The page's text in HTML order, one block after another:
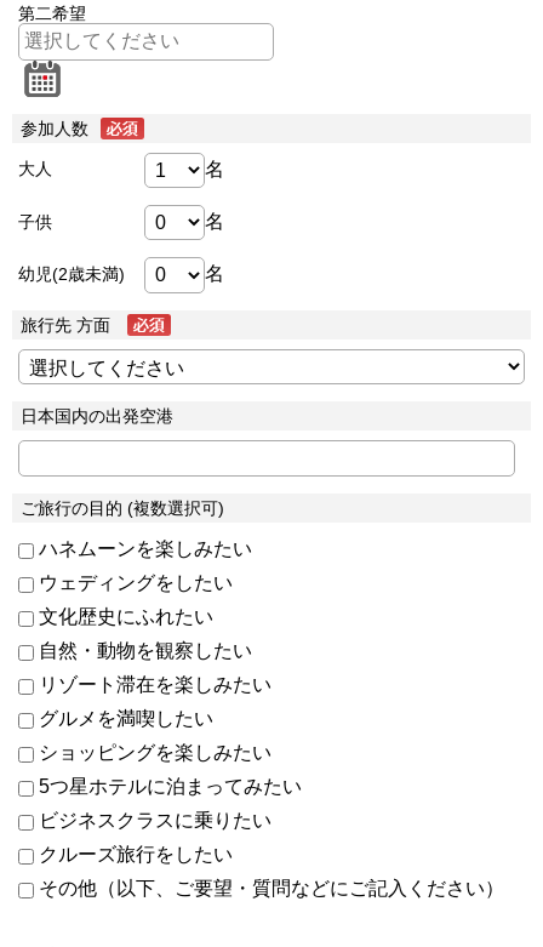
第二希望
参加人数
大人 名
子供 名
幼児(2歳未満) 名
旅行先 方面
日本国内の出発空港
ご旅行の目的 (複数選択可)
ハネムーンを楽しみたい
ウェディングをしたい
文化歴史にふれたい
自然・動物を観察したい
リゾート滞在を楽しみたい
グルメを満喫したい
ショッピングを楽しみたい
5つ星ホテルに泊まってみたい
ビジネスクラスに乗りたい
クルーズ旅行をしたい
その他（以下、ご要望・質問などにご記入ください）